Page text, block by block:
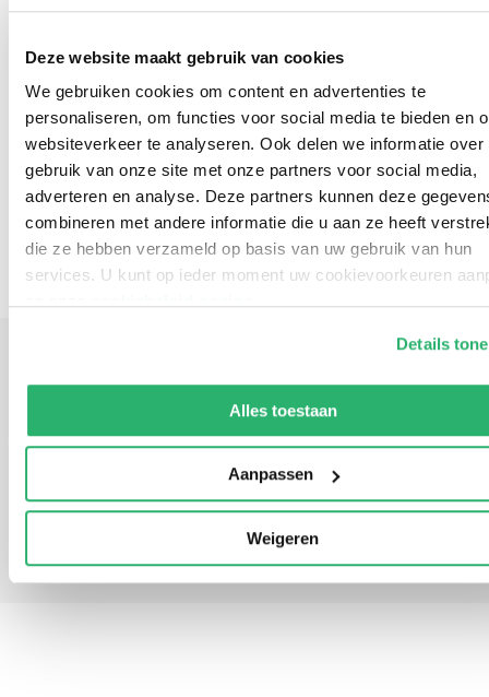
Deze website maakt gebruik van cookies
We gebruiken cookies om content en advertenties te
personaliseren, om functies voor social media te bieden en
websiteverkeer te analyseren. Ook delen we informatie over
gebruik van onze site met onze partners voor social media,
adverteren en analyse. Deze partners kunnen deze
combineren met andere informatie die u aan ze heeft
die ze hebben verzameld op basis van uw gebruik van hun
services. U kunt op ieder moment uw cookievoorkeuren
die uw gegevens kunnen
Details
Alles toestaan
Aanpassen
Weigeren
Fierloos, boekhandel en uitgeverij Paard van Troje,
Goes
‘Ik vond het heerlijk om te leren begrijpen waarom ik
een boek mooi vind.’ Nathalie Derycke, lezeres uit
Vlaanderen.
Heeft bij vlagen iets schools […]. Dat is niet erg omdat
Paris verder zo enthousiast, goed en humoristisch
vertelt.
De Volkskrant